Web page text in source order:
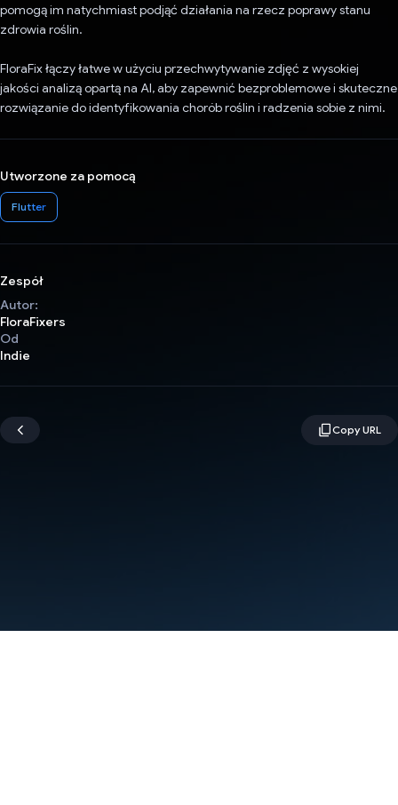
pomogą im natychmiast podjąć działania na rzecz poprawy stanu
zdrowia roślin.
FloraFix łączy łatwe w użyciu przechwytywanie zdjęć z wysokiej
jakości analizą opartą na AI, aby zapewnić bezproblemowe i skuteczne
rozwiązanie do identyfikowania chorób roślin i radzenia sobie z nimi.
Utworzone za pomocą
Flutter
Zespół
Autor:
FloraFixers
Od
Indie